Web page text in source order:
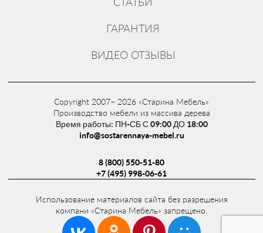
ГАРАНТИЯ
ВИДЕО ОТЗЫВЫ
Copyright 2007– 2026 «Старина Мебель»
Производство мебели из массива дерева
Время работы: ПН-СБ С 09:00 ДО 18:00
info@sostarennaya-mebel.ru
8 (800) 550-51-80
+7 (495) 998-06-61
Использование материалов сайта без разрешения
компани «Старина Мебель» запрещено.